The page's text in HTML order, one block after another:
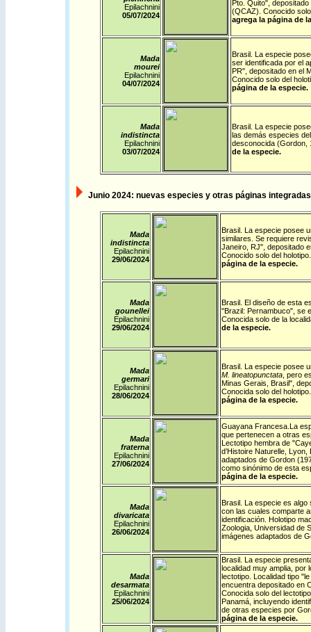
Epilachnini
05/07/2024
Pto. Quito", depositado
(QCAZ). Conocido
agrega la página de
Mada
mourei
Epilachnini
04/07/2024
Brasil. La especie
ser identificada por el
PR", depositado en el
Conocido solo del
página de la especie.
Mada
indistincta
Epilachnini
03/07/2024
Brasil. La especie
las demás especies
desconocida (Gordon,
de la especie.
Junio 2024: nuevas especies y otras páginas
Mada
indistincta
Epilachnini
29/06/2024
Brasil. La especie posee
similares. Se requiere
Janeiro, RJ", depositado
Conocido solo del
página de la especie.
Mada
gounellei
Epilachnini
29/06/2024
Brasil. El diseño de esta
"Brazil: Pernambuco", se
Conocida solo de la
de la especie.
Mada
germari
Epilachnini
28/06/2024
Brasil. La especie posee
M. lineatopunctata, pero
Minas Gerais, Brasil",
Conocida solo del
página de la especie.
Mada
fraterna
Epilachnini
27/06/2024
Guayana Francesa. La
que pertenecen a otras
Lectotipo hembra de
d’Histoire Naturelle,
adaptados de Gordon
como sinónimo de esta
página de la especie.
Mada
divaricata
Epilachnini
26/06/2024
Brasil. La especie es algo
con las cuales comparte
identificación. Holotipo
Zoologia, Universidad de
imágenes adaptados de
Mada
desarmata
Epilachnini
25/06/2024
Brasil. La especie
localidad muy amplia, por
lectotipo. Localidad tipo
encuentra depositado en
Conocida solo del
Panamá, incluyendo
de otras especies por
página de la especie.